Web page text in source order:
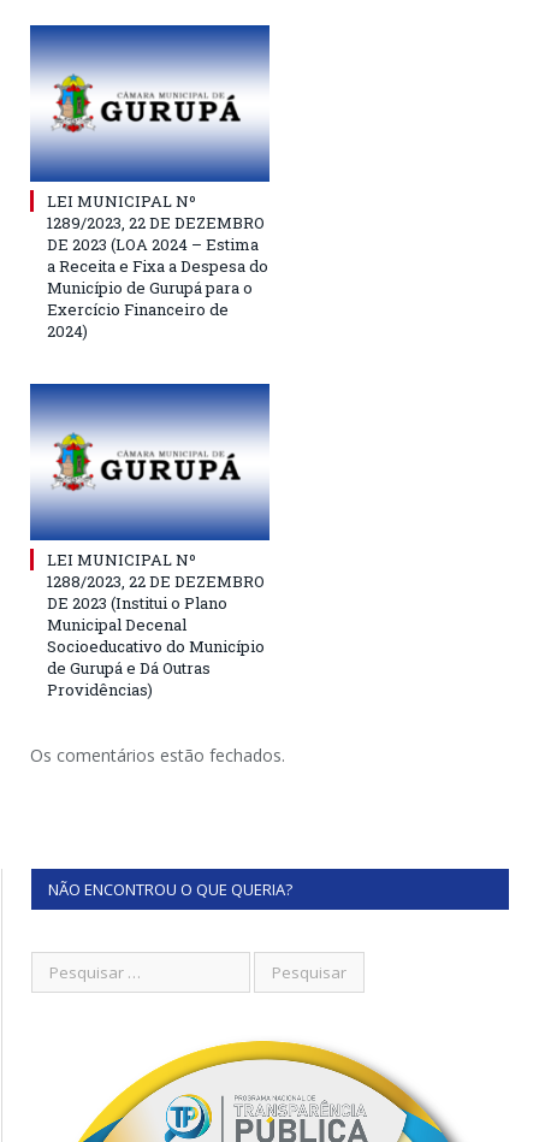
LEI MUNICIPAL Nº
1289/2023, 22 DE DEZEMBRO
DE 2023 (LOA 2024 – Estima
a Receita e Fixa a Despesa do
Município de Gurupá para o
Exercício Financeiro de
2024)
LEI MUNICIPAL Nº
1288/2023, 22 DE DEZEMBRO
DE 2023 (Institui o Plano
Municipal Decenal
Socioeducativo do Município
de Gurupá e Dá Outras
Providências)
Os comentários estão fechados.
NÃO ENCONTROU O QUE QUERIA?